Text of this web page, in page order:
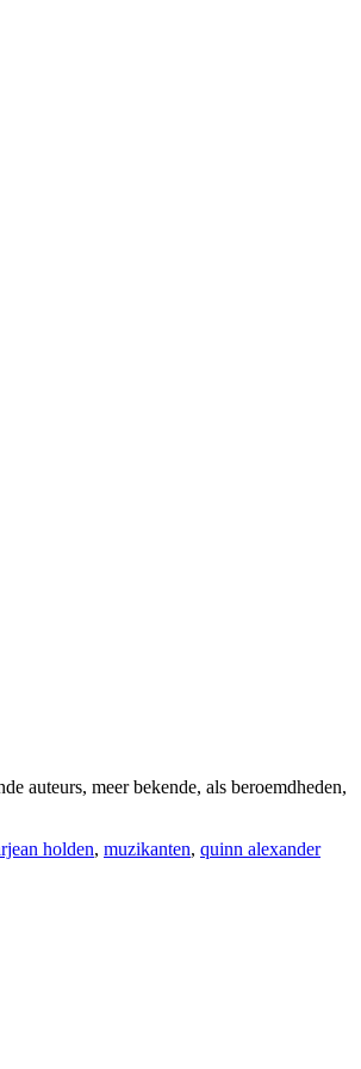
auteurs, meer bekende, als beroemdheden,
holden, muzikanten, quinn alexander